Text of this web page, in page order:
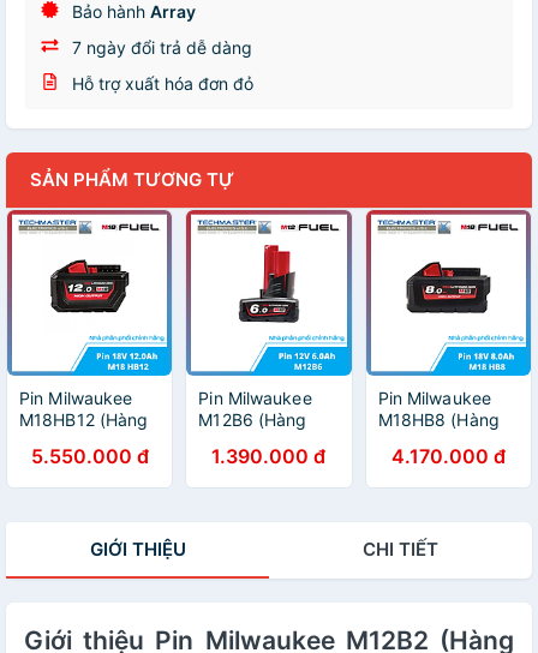
Bảo hành Array
7 ngày đổi trả dễ dàng
Hỗ trợ xuất hóa đơn đỏ
SẢN PHẨM TƯƠNG TỰ
Pin Milwaukee
M18HB12 (Hàng
hành 12 tháng)
5.550.000 đ
Pin Milwaukee
M12B6 (Hàng
hành 12 tháng)
1.390.000 đ
Pin Milwaukee
M18HB8 (Hàng
hành 12 tháng)
4.170.000 đ
GIỚI THIỆU CHI TIẾT
Giới thiệu Pin Milwaukee M12B2 (Hàng